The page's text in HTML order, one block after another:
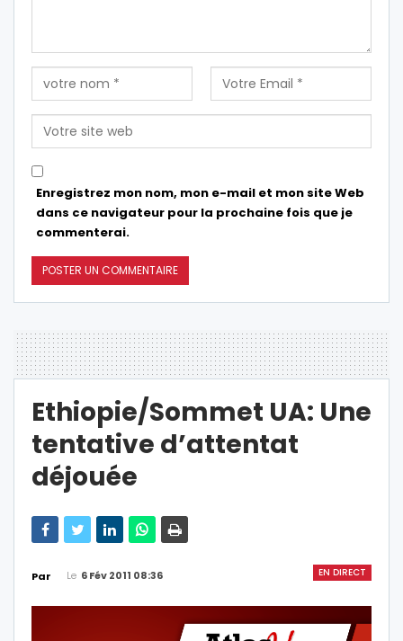
Enregistrez mon nom, mon e-mail et mon site Web
dans ce navigateur pour la prochaine fois que je
commenterai.
Ethiopie/Sommet UA: Une
tentative d’attentat
déjouée
EN DIRECT
Par Le 6 Fév 2011 08:36